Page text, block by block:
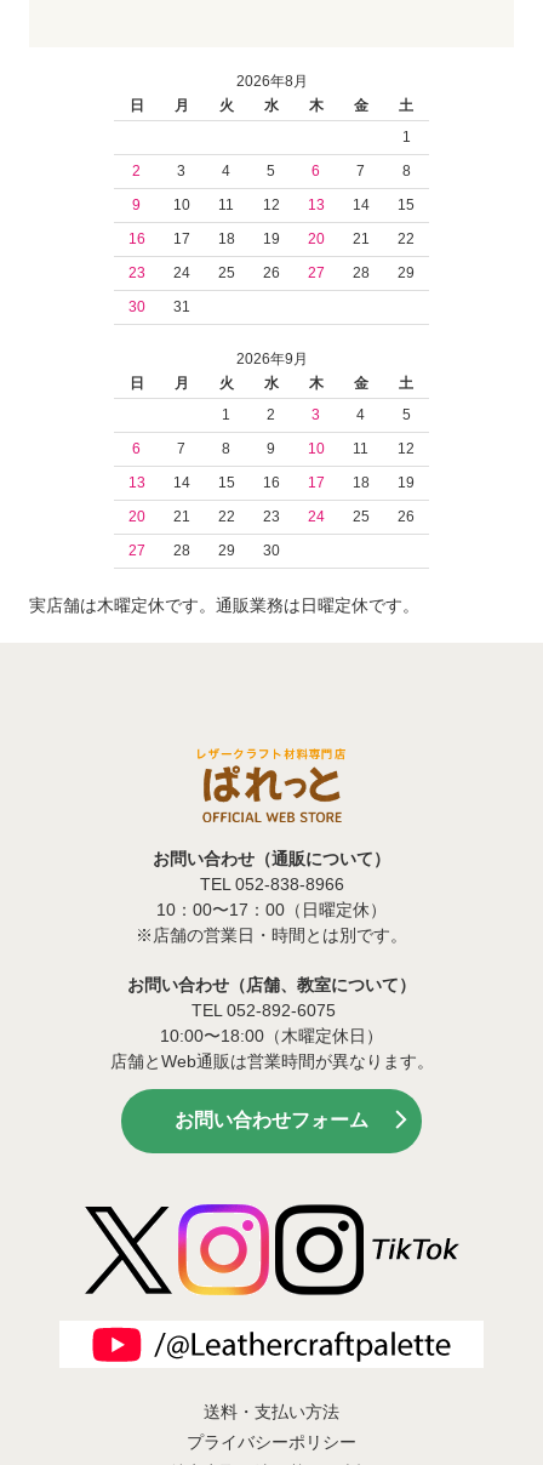
2026年8月
日
月 火 水 木 金
土
1
2
3 4 5 6 7
8
9
10 11 12 13 14
15
16
17 18 19 20 21
22
23
24 25 26 27 28
29
30
31
2026年9月
日
月 火 水 木 金
土
1
2 3 4
5
6
7 8 9 10 11
12
13
14 15 16 17 18
19
20
21 22 23 24 25
26
27
28 29 30
実店舗は木曜定休です。通販業務は日曜定休です。
お問い合わせ（通販について）
TEL 052-838-8966
10：00〜17：00（日曜定休）
※店舗の営業日・時間とは別です。
お問い合わせ（店舗、教室について）
TEL 052-892-6075
10:00〜18:00（木曜定休日）
店舗とWeb通販は営業時間が異なります。
お問い合わせフォーム
送料・支払い方法
プライバシーポリシー